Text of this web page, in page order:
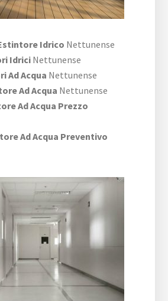
Idrico Nettunense
Idrici Nettunense
Ad Acqua Nettunense
Ad Acqua Nettunense
Ad Acqua Prezzo
Ad Acqua Preventivo